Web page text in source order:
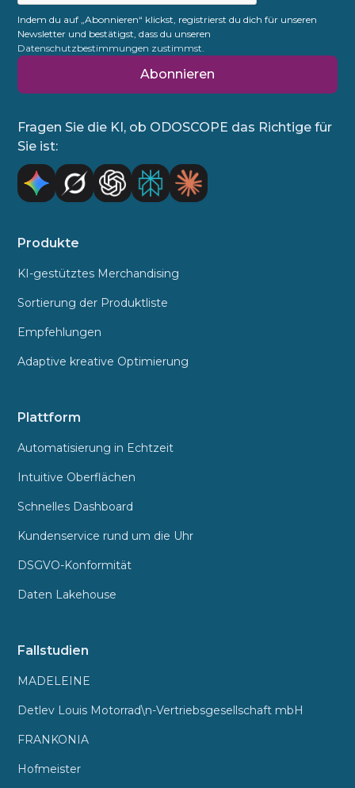
Indem du auf „Abonnieren“ klickst, registrierst du dich für unseren
Newsletter und bestätigst, dass du unseren
Datenschutzbestimmungen zustimmst.
Fragen Sie die KI, ob ODOSCOPE das Richtige für
Sie ist:
Produkte
KI-gestütztes Merchandising
Sortierung der Produktliste
Empfehlungen
Adaptive kreative Optimierung
Plattform
Automatisierung in Echtzeit
Intuitive Oberflächen
Schnelles Dashboard
Kundenservice rund um die Uhr
DSGVO-Konformität
Daten Lakehouse
Fallstudien
MADELEINE
Detlev Louis Motorrad\n-Vertriebsgesellschaft mbH
FRANKONIA
Hofmeister